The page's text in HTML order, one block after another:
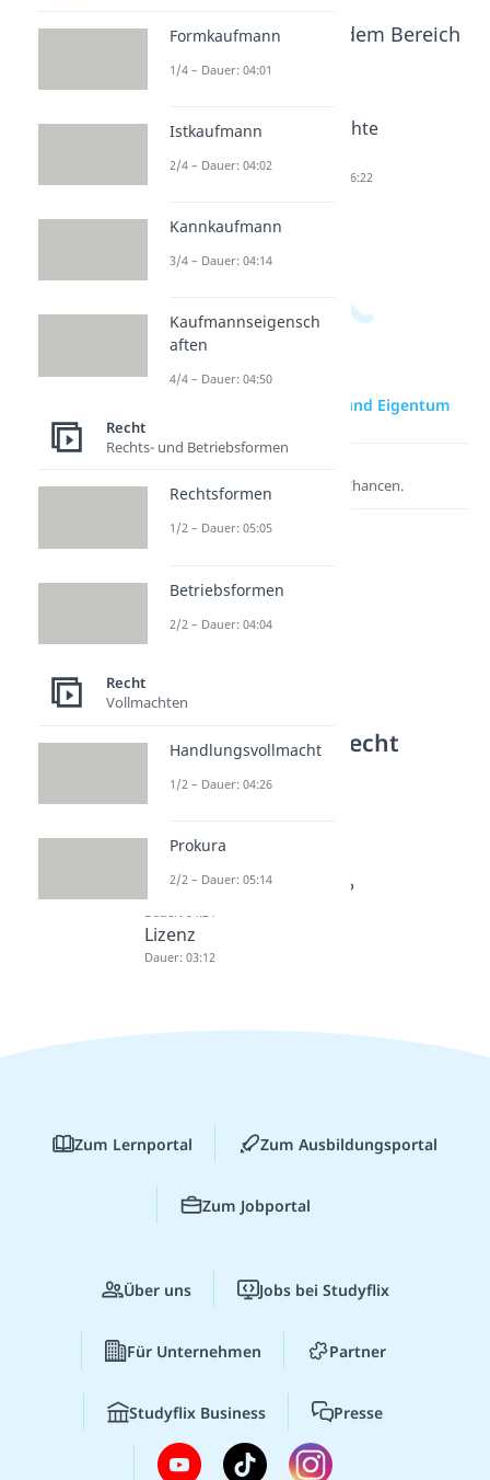
Beliebte Inhalte aus dem Bereich
Was
bedeutet
Copyrigh
Dauer: 04:24
Lizenz
Gutachte
Dauer: 06:22
zur Videoseite: Besitz und Eigentum
Entdecke hier deine Chancen.
Weitere Inhalte: Recht
Eigentum und Copyright
Eigentum
Besitz und Eigentum
Was bedeutet Copyright?
Lizenz
Dauer: 03:12
Formkaufmann
1/4 – Dauer: 04:01
Istkaufmann
2/4 – Dauer: 04:02
Kannkaufmann
3/4 – Dauer: 04:14
Kaufmannseigensch
aften
4/4 – Dauer: 04:50
Recht
Rechts- und Betriebsformen
Rechtsformen
1/2 – Dauer: 05:05
Betriebsformen
2/2 – Dauer: 04:04
Recht
Vollmachten
Handlungsvollmacht
1/2 – Dauer: 04:26
Prokura
2/2 – Dauer: 05:14
Zum Lernportal Zum Ausbildungsportal
Zum Jobportal
Über uns Jobs bei Studyflix
Für Unternehmen Partner
Studyflix Business Presse